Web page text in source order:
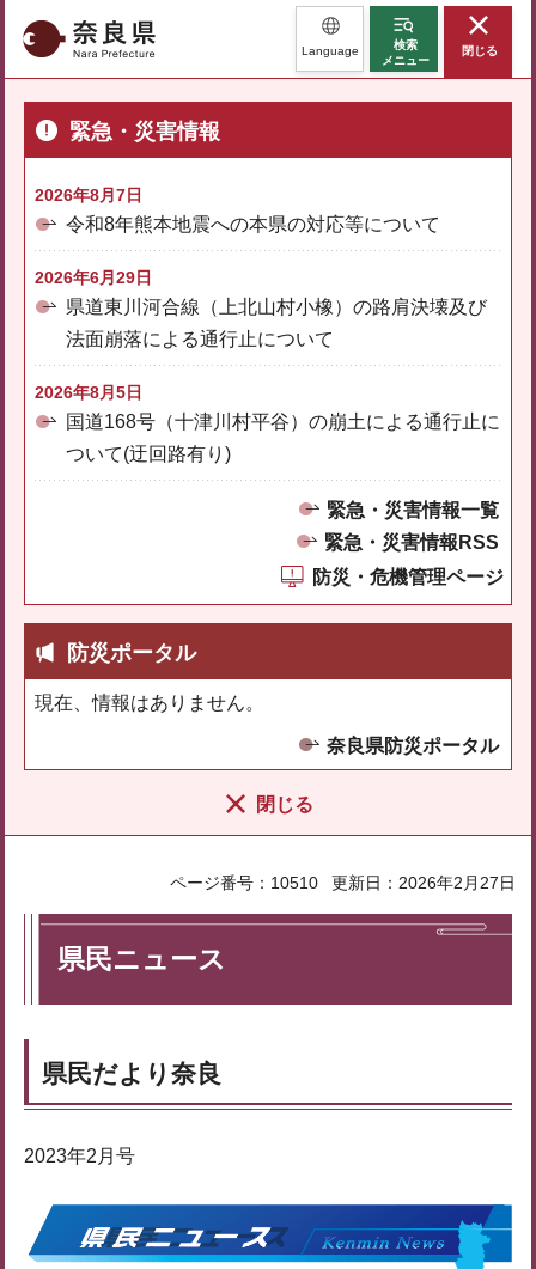
奈良県 Language
検索
メニュー
閉じる
緊急・災害情報
2026年8月7日
令和8年熊本地震への本県の対応等について
2026年6月29日
県道東川河合線（上北山村小橡）の路肩決壊及び
法面崩落による通行止について
2026年8月5日
国道168号（十津川村平谷）の崩土による通行止に
ついて(迂回路有り)
緊急・災害情報一覧
緊急・災害情報RSS
防災・危機管理ページ
防災ポータル
現在、情報はありません。
奈良県防災ポータル
閉じる
ページ番号：10510 更新日：2026年2月27日
県民ニュース
県民だより奈良
2023年2月号